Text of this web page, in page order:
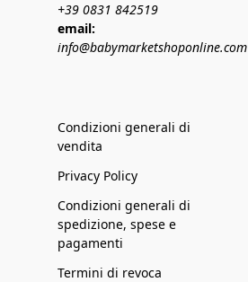
+39 0831 842519
email:
info@babymarketshoponline.com
Condizioni generali di
vendita
Privacy Policy
Condizioni generali di
spedizione, spese e
pagamenti
Termini di revoca